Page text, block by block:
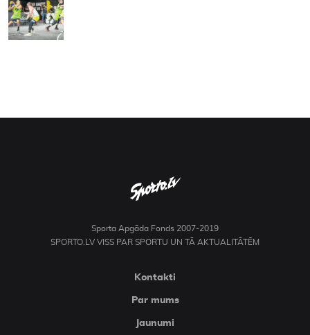
Sporta Apgāda Fonds 2007-2019
SPORTO.LV VISS PAR SPORTU UN TĀ AKTUALITĀTĒM
Kontakti
Par mums
Jaunumi